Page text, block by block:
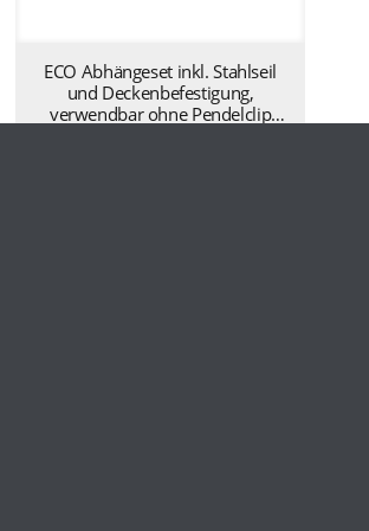
ECO Abhängeset inkl. Stahlseil
und Deckenbefestigung,
verwendbar ohne Pendelclip